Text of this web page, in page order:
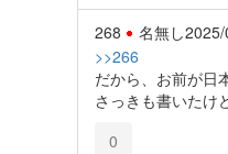
268 名無し
>>266
だから、お前が日
さっきも書いたけ
0